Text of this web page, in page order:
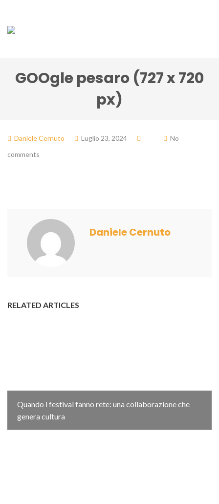
GOOgle pesaro (727 x 720
px)
Daniele Cernuto Luglio 23, 2024
No
comments
Daniele Cernuto
RELATED ARTICLES
Quando i festival fanno rete: una collaborazione che
genera cultura